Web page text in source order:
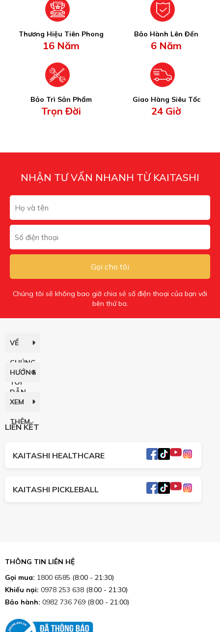
Thương Hiệu Tiên Phong
16 Năm
Bảo Hành Lên Đến
6 Năm
Bảo Trì Sản Phẩm
Trọn Đời
Giao Hàng Siêu Tốc
24 Giờ
NHẬN TƯ VẤN NHANH TỪ KAITASHI
Gọi cho tôi
Chúng tôi sẽ không bao giờ chia sẻ số điện thoại của bạn với
bên thứ ba.
VỀ
CHÚNG
TÔI
HƯỚNG
DẪN
XEM
THÊM
LIÊN KẾT
KAITASHI HEALTHCARE
KAITASHI PICKLEBALL
THÔNG TIN LIÊN HỆ
Gọi mua: 1800 6585 (8:00 - 21:30)
Khiếu nại: 0978 253 638 (8:00 - 21:30)
Bảo hành: 0982 736 769 (8:00 - 21:00)